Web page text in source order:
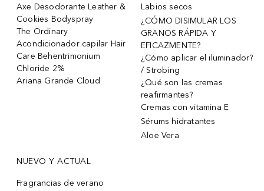
Axe Desodorante Leather &
Cookies Bodyspray
The Ordinary
Acondicionador capilar Hair
Care Behentrimonium
Chloride 2%
Ariana Grande Cloud
Labios secos
¿CÓMO DISIMULAR LOS
GRANOS RÁPIDA Y
EFICAZMENTE?
¿Cómo aplicar el iluminador?
/ Strobing
¿Qué son las cremas
reafirmantes?
Cremas con vitamina E
Sérums hidratantes
Aloe Vera
NUEVO Y ACTUAL
Fragrancias de verano